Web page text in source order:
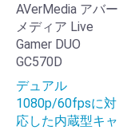
AVerMedia アバー
メディア Live
Gamer DUO
GC570D
デュアル
1080p/60fpsに対
応した内蔵型キャ